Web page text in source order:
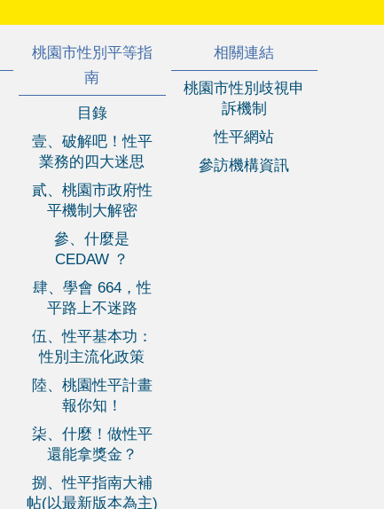
桃園市性別平等指
南
目錄
壹、破解吧！性平
業務的四大迷思
貳、桃園市政府性
平機制大解密
參、什麼是
CEDAW ？
肆、學會 664，性
平路上不迷路
伍、性平基本功：
性別主流化政策
陸、桃園性平計畫
報你知！
柒、什麼！做性平
還能拿獎金？
捌、性平指南大補
帖(以最新版本為主)
相關連結
桃園市性別歧視申
訴機制
性平網站
參訪機構資訊